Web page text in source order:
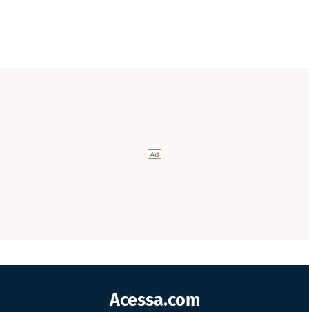
Acessa.com